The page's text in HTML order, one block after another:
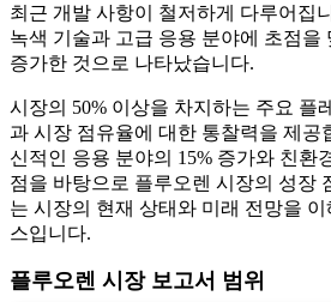
최근 개발 사항이 철저하게 다루어집
녹색 기술과 고급 응용 분야에 초점을
증가한 것으로 나타났습니다.
시장의 50% 이상을 차지하는 주요 플
과 시장 점유율에 대한 통찰력을 제공
신적인 응용 분야의 15% 증가와 친환
점을 바탕으로 플루오렌 시장의 성장
는 시장의 현재 상태와 미래 전망을
스입니다.
플루오렌 시장 보고서 범위